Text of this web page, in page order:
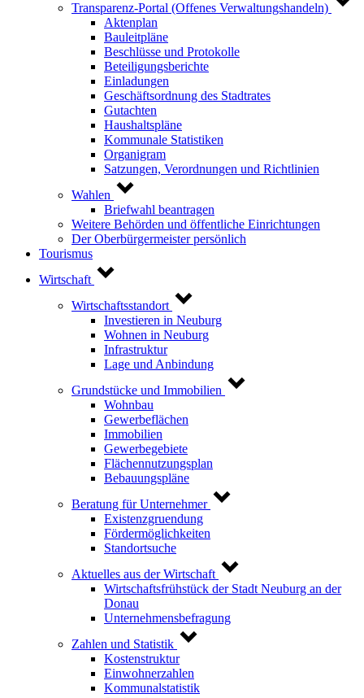
Transparenz-Portal (Offenes Verwaltungshandeln)
Aktenplan
Bauleitpläne
Beschlüsse und Protokolle
Beteiligungsberichte
Einladungen
Geschäftsordnung des Stadtrates
Gutachten
Haushaltspläne
Kommunale Statistiken
Organigram
Satzungen, Verordnungen und Richtlinien
Wahlen
Briefwahl beantragen
Weitere Behörden und öffentliche Einrichtungen
Der Oberbürgermeister persönlich
Tourismus
Wirtschaft
Wirtschaftsstandort
Investieren in Neuburg
Wohnen in Neuburg
Infrastruktur
Lage und Anbindung
Grundstücke und Immobilien
Wohnbau
Gewerbeflächen
Immobilien
Gewerbegebiete
Flächennutzungsplan
Bebauungspläne
Beratung für Unternehmer
Existenzgruendung
Fördermöglichkeiten
Standortsuche
Aktuelles aus der Wirtschaft
Wirtschaftsfrühstück der Stadt Neuburg an der
Donau
Unternehmensbefragung
Zahlen und Statistik
Kostenstruktur
Einwohnerzahlen
Kommunalstatistik